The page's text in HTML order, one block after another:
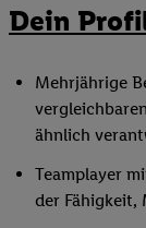
Dein
Mehrjährige
ähnlich
Teamplayer
der Fähigkeit,